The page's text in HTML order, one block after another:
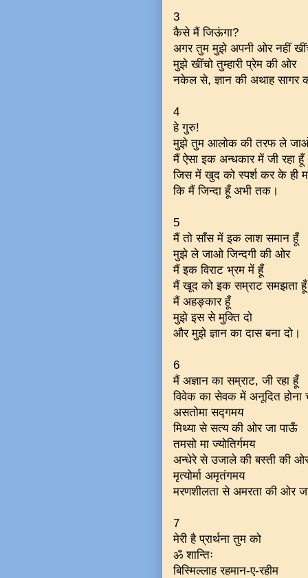
3
कैसे मैं जिऊंगा?
अगर तुम मुझे अपनी ओर नहीं
मुझे खींचो तुम्हारी प्रेम की ओर
नकेल से, ज्ञान की अथाह सागर
4
हे गुरु!
मुझे तुम आलोक की तरफ ले
मैं ऐसा इक अन्धकार में जी रहा हूँ
जिस में खुद को स्पर्श कर के ही
कि मैं जिन्दा हूँ अभी तक।
5
मैं तो साँस में इक लाश समान हूँ
मुझे ले जाओ जिन्दगी की ओर
मैं इक विराट भ्रम में हूँ
मैं खूद को इक सम्राट समझता हूँ
मैं अहङ्कार हूँ
मुझे इस से मुक्ति दो
और मुझे ज्ञान का दास बना दो।
6
मैं अज्ञान का सम्राट, जी रहा हूँ
विवेक का सेवक में अनूदित होना
असतोमा सद्गमय
मिथ्या से सत्य की ओर जा पाऊँ
तमसो मा ज्योतिर्गमय
अन्धेरे से उजाले की बस्ती की
मृत्योर्मा अमृतंगमय
मरणशीलता से अमरता की ओर
7
मेरी है प्रार्थना तुम को
ॐ शान्तिः
बिस्मिल्लाह रहमान-ए-रहीम